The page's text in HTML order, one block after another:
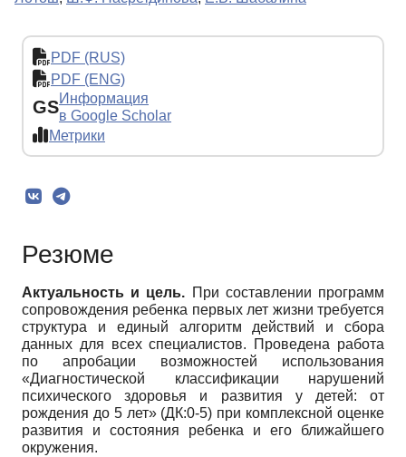
PDF (RUS)
PDF (ENG)
GSИнформация
в Google Scholar
Метрики
Резюме
Актуальность и цель. При составлении программ
сопровождения ребенка первых лет жизни требуется
структура и единый алгоритм действий и сбора
данных для всех специалистов. Проведена работа
по апробации возможностей использования
«Диагностической классификации нарушений
психического здоровья и развития у детей: от
рождения до 5 лет» (ДК:0-5) при комплексной оценке
развития и состояния ребенка и его ближайшего
окружения.